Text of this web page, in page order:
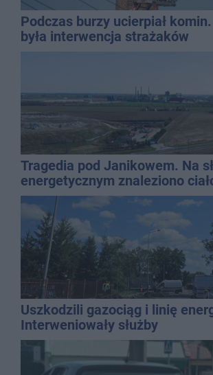
Podczas burzy ucierpiał
była interwencja strażaków
Tragedia pod Janikowem. Na
energetycznym znaleziono
mężczyzny
Uszkodzili gazociąg i linię
Interweniowały służby